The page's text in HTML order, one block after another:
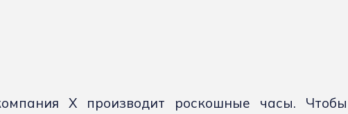
X производит роскошные часы. Чтобы